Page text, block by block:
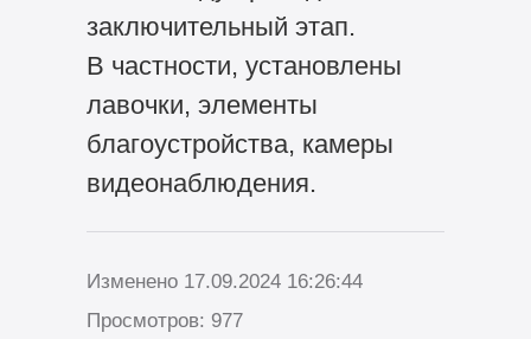
заключительный этап.
В частности, установлены
лавочки, элементы
благоустройства, камеры
видеонаблюдения.
Изменено 17.09.2024 16:26:44
Просмотров: 977